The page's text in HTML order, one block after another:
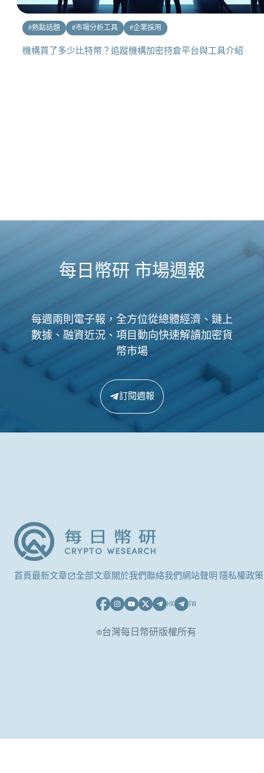
#熱點話題 #市場分析工具 #企業採用
機構買了多少比特幣？追蹤機構加密持倉平台與工具介紹
每日幣研 市場週報
每週兩則電子報，全方位從總體經濟、鏈上
數據、融資近況、項目動向快速解讀加密貨
幣市場
訂閱週報
首頁最新文章 全部文章關於我們聯絡我們網站聲明 隱私權政策
HK TW
©台灣每日幣研版權所有